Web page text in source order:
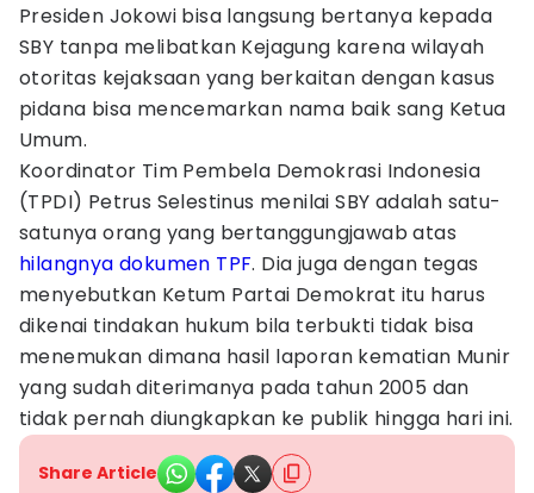
Presiden Jokowi bisa langsung bertanya kepada
SBY tanpa melibatkan Kejagung karena wilayah
otoritas kejaksaan yang berkaitan dengan kasus
pidana bisa mencemarkan nama baik sang Ketua
Umum.
Koordinator Tim Pembela Demokrasi Indonesia
(TPDI) Petrus Selestinus menilai SBY adalah satu-
satunya orang yang bertanggungjawab atas
hilangnya dokumen TPF. Dia juga dengan tegas
menyebutkan Ketum Partai Demokrat itu harus
dikenai tindakan hukum bila terbukti tidak bisa
menemukan dimana hasil laporan kematian Munir
yang sudah diterimanya pada tahun 2005 dan
tidak pernah diungkapkan ke publik hingga hari ini.
Share Article